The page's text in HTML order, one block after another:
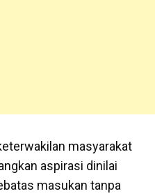
masyarakat
aspirasi dinilai
masukan tanpa